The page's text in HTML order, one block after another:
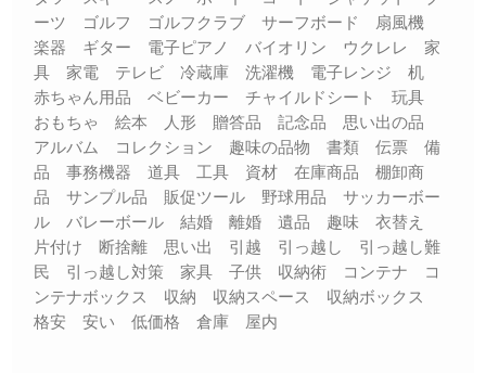
ーツ ゴルフ ゴルフクラブ サーフボード 扇風機
楽器 ギター 電子ピアノ バイオリン ウクレレ 家
具 家電 テレビ 冷蔵庫 洗濯機 電子レンジ 机
赤ちゃん用品 ベビーカー チャイルドシート 玩具
おもちゃ 絵本 人形 贈答品 記念品 思い出の品
アルバム コレクション 趣味の品物 書類 伝票 備
品 事務機器 道具 工具 資材 在庫商品 棚卸商
品 サンプル品 販促ツール 野球用品 サッカーボー
ル バレーボール 結婚 離婚 遺品 趣味 衣替え
片付け 断捨離 思い出 引越 引っ越し 引っ越し難
民 引っ越し対策 家具 子供 収納術 コンテナ コ
ンテナボックス 収納 収納スペース 収納ボックス
格安 安い 低価格 倉庫 屋内